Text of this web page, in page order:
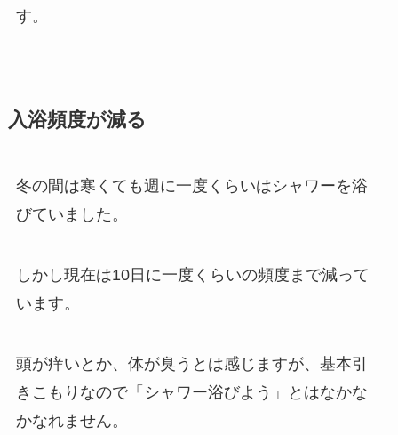
す。
入浴頻度が減る
冬の間は寒くても週に一度くらいはシャワーを浴
びていました。
しかし現在は10日に一度くらいの頻度まで減って
います。
頭が痒いとか、体が臭うとは感じますが、基本引
きこもりなので「シャワー浴びよう」とはなかな
かなれません。